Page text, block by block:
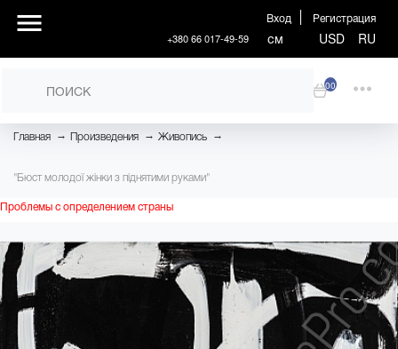
Вход Регистрация
+380 66 017-49-59 см USD RU
00
Главная → Произведения → Живопись →
"Бюст молодої жінки з піднятими руками"
Проблемы с определением страны